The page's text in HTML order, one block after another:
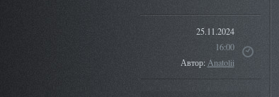
25.11.2024
16:00
Автор:Anatolii